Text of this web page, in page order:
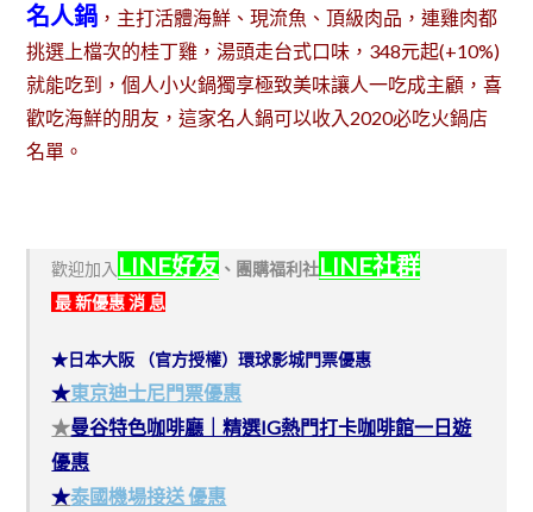
名人鍋 ，主打活體海鮮、現流魚、頂級肉品，連雞肉都
挑選上檔次的桂丁雞，湯頭走台式口味，348元起(+10%)
就能吃到，個人小火鍋獨享極致美味讓人一吃成主顧，喜
歡吃海鮮的朋友，這家名人鍋可以收入2020必吃火鍋店
名單。
歡迎加入 LINE好友 、 團購福利社LINE社群
最 新優惠 消 息
★日本大阪 （官方授權）環球影城門票優惠
★東京迪士尼門票優惠
★曼谷特色咖啡廳｜精選IG熱門打卡咖啡館一日遊
優惠
★泰國機場接送 優惠